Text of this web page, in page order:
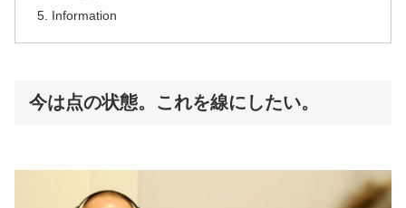
Information
今は点の状態。これを線にしたい。